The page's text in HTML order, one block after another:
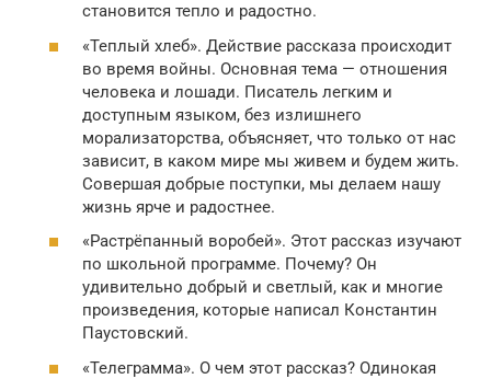
становится тепло и радостно.
«Теплый хлеб». Действие рассказа происходит
во время войны. Основная тема — отношения
человека и лошади. Писатель легким и
доступным языком, без излишнего
морализаторства, объясняет, что только от нас
зависит, в каком мире мы живем и будем жить.
Совершая добрые поступки, мы делаем нашу
жизнь ярче и радостнее.
«Растрёпанный воробей». Этот рассказ изучают
по школьной программе. Почему? Он
удивительно добрый и светлый, как и многие
произведения, которые написал Константин
Паустовский.
«Телеграмма». О чем этот рассказ? Одинокая